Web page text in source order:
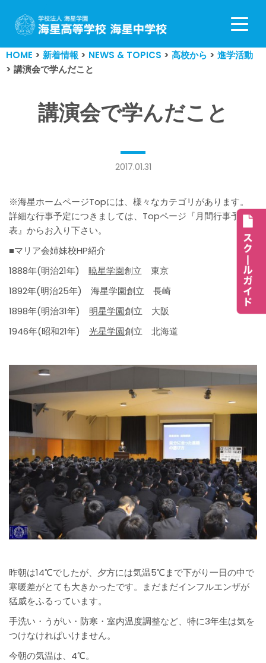
コ
ン
テ
ン
HOME > 新着情報 > NEWS & TOPICS > 高校から > 進学活動
> 講演会で学んだこと
講演会で学んだこと
2017.01.31
※海星ホームページTopには、様々なカテゴリがあります。
詳細な行事予定につきましては、Topページ『月間行事予定
表』からお入り下さい。
■マリア会姉妹校HP紹介
1888年(明治21年) 暁星学園創立 東京
1892年(明治25年) 海星学園創立 長崎
1898年(明治31年) 明星学園創立 大阪
1946年(昭和21年) 光星学園創立 北海道
昨朝は14℃でしたが、夕方には気温5℃まで下がり一日の中で
寒暖差がとても大きかったです。まだまだインフルエンザが
猛威をふるっています。
手洗い・うがい・防寒・室内温度調整など、特に3年生は気を
つけなければいけません。
今朝の気温は、4℃。